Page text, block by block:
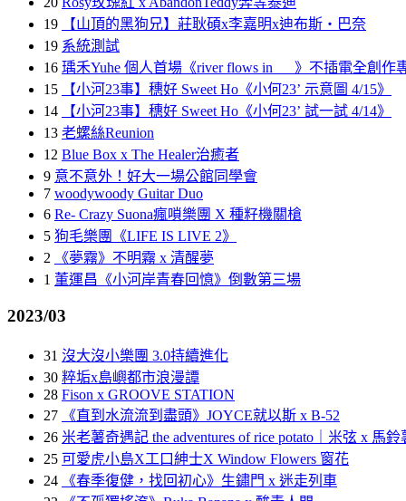
19
【山頂的黑狗兄】莊耿碩x李嘉明x迪布斯‧巴奈
19 系統測試
16 瑀禾Yuhe 個人首場《river flows in __ 》不插電全創作
15
【小河23事】穗好 Sweet Ho《小何23’ 示意圖 4/15》
14
【小河23事】穗好 Sweet Ho《小何23’ 試一試 4/14》
13 老螺絲Reunion
12 Blue Box x The Healer治癒者
9 意不意外！好大一場公館同學會
7 woodywoody Guitar Duo
6 Re- Crazy Suona瘋嗩樂團 X 種籽機關槍
5 狗毛樂團《LIFE IS LIVE 2》
2
《夢霧》不明霧 x 清醒夢
1 董運昌《小河岸青春回憶》倒數第三場
2023/03
31 沒大沒小樂團 3.0持續進化
30 粹垢x島嶼都市浪漫譚
28 Fison x GROOVE STATION
27
《直到水流流到盡頭》JOYCE就以斯 x B-52
26 米老薯奇遇記 the adventures of rice potato｜米弦 x 馬鈴
25 可愛虎小島X工口紳士X Window Flowers 窗花
24
《春季復健，找回初心》生鏽門 x 迷走列車